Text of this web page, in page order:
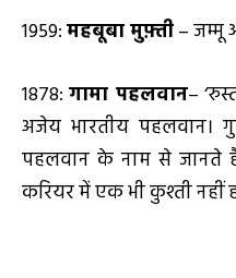
1959:महबूबा मुफ़्ती– जम्मू
1878:गामा पहलवान–
अजेय भारतीय पहलवान।
पहलवान के नाम से जानते
करियर में एक भी कुश्ती नहीं